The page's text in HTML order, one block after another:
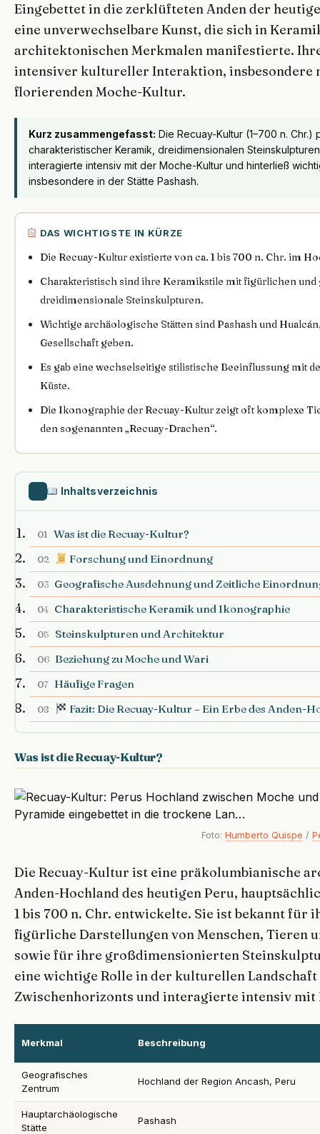
Eingebettet in die zerklüfteten Anden der
eine unverwechselbare Kunst, die sich in
architektonischen Merkmalen manifestierte.
intensiver kultureller Interaktion, insbesondere
florierenden Moche-Kultur.
Kurz zusammengefasst: Die Recuay-Kultur (1–700 n.
charakteristischer Keramik, dreidimensionalen
interagierte intensiv mit der Moche-Kultur und hinterließ
insbesondere in der Stätte Pashash.
DAS WICHTIGSTE IN KÜRZE
Die Recuay-Kultur existierte von ca. 1 bis 700 n. Chr. im
Charakteristisch sind ihre Keramikstile mit figürlichen
dreidimensionale Steinskulpturen.
Wichtige archäologische Stätten sind Pashash und
Gesellschaft geben.
Es gab eine wechselseitige stilistische Beeinflussung mit
Küste.
Die Ikonographie der Recuay-Kultur zeigt oft komplexe
den sogenannten „Recuay-Drachen“.
Inhaltsverzeichnis
01 Was ist die Recuay-Kultur?
02 Forschung und Einordnung
03 Geografische Ausdehnung und Zeitliche
04 Charakteristische Keramik und Ikonographie
05 Steinskulpturen und Architektur
06 Beziehung zu Moche und Wari
07 Häufige Fragen
08 Fazit: Die Recuay-Kultur – Ein Erbe des Anden-
Was ist die Recuay-Kultur?
Foto: Humberto Quispe /
Die Recuay-Kultur ist eine präkolumbianische
Anden-Hochland des heutigen Peru,
1 bis 700 n. Chr. entwickelte. Sie ist bekannt
figürliche Darstellungen von Menschen, Tieren
sowie für ihre großdimensionierten
eine wichtige Rolle in der kulturellen
Zwischenhorizonts und interagierte intensiv
Merkmal Beschreibung
Geografisches
Zentrum
Hochland der Region Ancash, Peru
Hauptarchäologische
Stätte
Pashash